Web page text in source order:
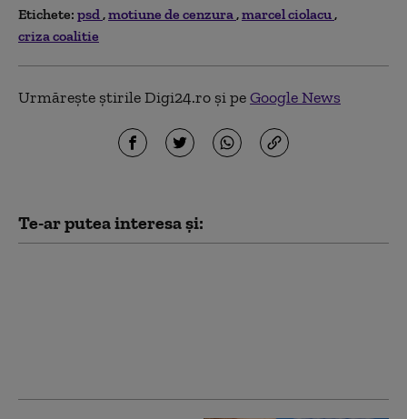
Etichete: psd motiune de cenzura marcel ciolacu
criza coalitie
Urmărește știrile Digi24.ro și peGoogle News
Te-ar putea interesa și: